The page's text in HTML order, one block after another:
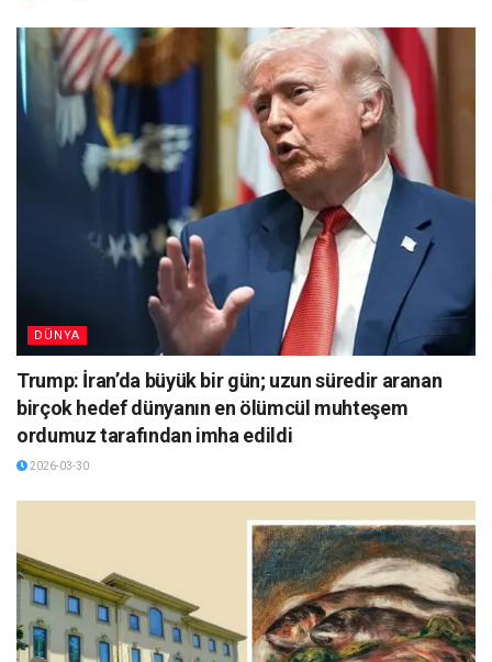
DÜNYA
Trump: İran’da büyük bir gün; uzun süredir aranan
birçok hedef dünyanın en ölümcül muhteşem
ordumuz tarafından imha edildi
2026-03-30